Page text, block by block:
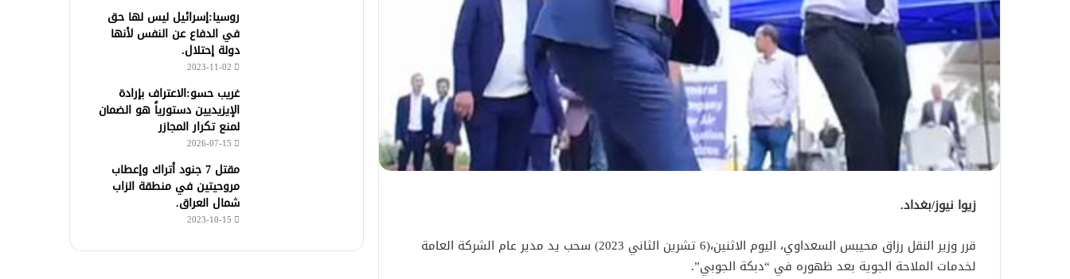
زيوا نيوز/بغداد.
قرر وزير النقل رزاق محيبس السعداوي، اليوم الاثنين،(6 تشرين الثاني 2023) سحب يد مدير عام الشركة العامة
لخدمات الملاحة الجوية بعد ظهوره في “دبكة الجوبي”.
روسيا:إسرائيل ليس لها حق
في الدفاع عن النفس لأنها
دولة إحتلال.
2023-11-02
غريب حسو:الاعتراف بإرادة
الإيزيديين دستورياً هو الضمان
لمنع تكرار المجازر
2026-07-15
مقتل 7 جنود أتراك وإعطاب
مروحيتين في منطقة الزاب
شمال العراق.
2023-10-15